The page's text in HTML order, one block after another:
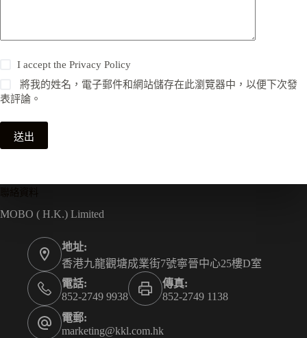
I accept thePrivacy Policy
將我的姓名，電子郵件和網站儲存在此瀏覽器中，以便下次發
表評論。
送出
MOBO ( H.K.) Limited
地址:
香港九龍觀塘成業街7號寧晉中心25樓D室
電話:
852-2749 9938
傳真:
852-2749 1138
電郵:
marketing@kkl.com.hk